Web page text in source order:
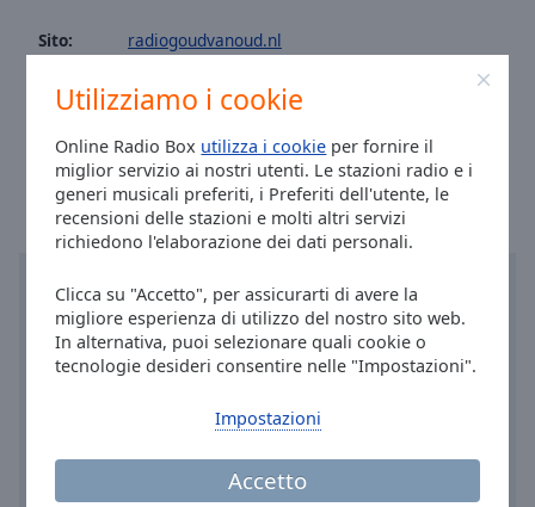
Utilizziamo i cookie
Online Radio Box utilizza i cookie per fornire il
miglior servizio ai nostri utenti. Le stazioni radio e i
generi musicali preferiti, i Preferiti dell'utente, le
recensioni delle stazioni e molti altri servizi
richiedono l'elaborazione dei dati personali.
Clicca su "Accetto", per assicurarti di avere la
migliore esperienza di utilizzo del nostro sito web.
In alternativa, puoi selezionare quali cookie o
tecnologie desideri consentire nelle "Impostazioni".
Accetto
Impostazioni
Close
Modal
window.
Sito:
radiogoudvanoud.nl
Facebook: @profile.php
Ora a Ridderkerk:22:35,08.06.2026